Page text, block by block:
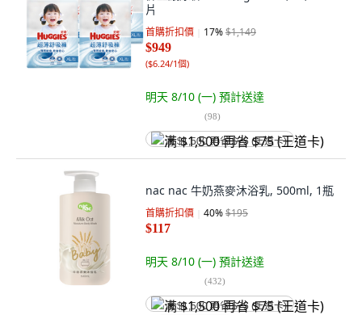
片
首購折扣價 17%$1,149
$949
($6.24/1個)
明天 8/10 (一) 預計送達
(98)
满 $1,500 再省 $75 (王道卡)
nac nac 牛奶燕麥沐浴乳, 500ml, 1瓶
首購折扣價 40%$195
$117
明天 8/10 (一) 預計送達
(432)
满 $1,500 再省 $75 (王道卡)